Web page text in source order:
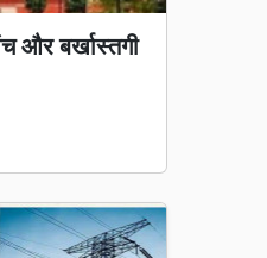
अंगूठा लगाते